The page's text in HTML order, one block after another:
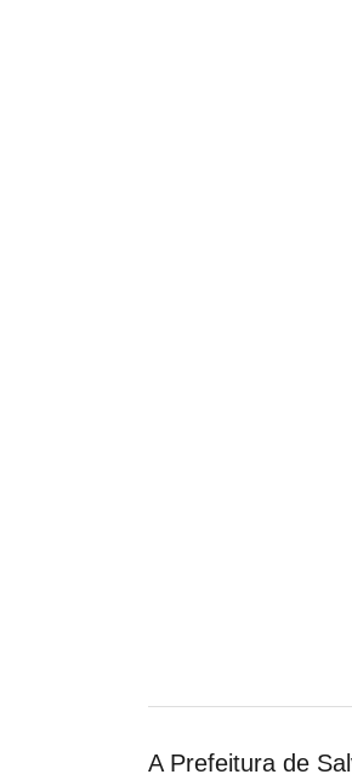
A Prefeitura de